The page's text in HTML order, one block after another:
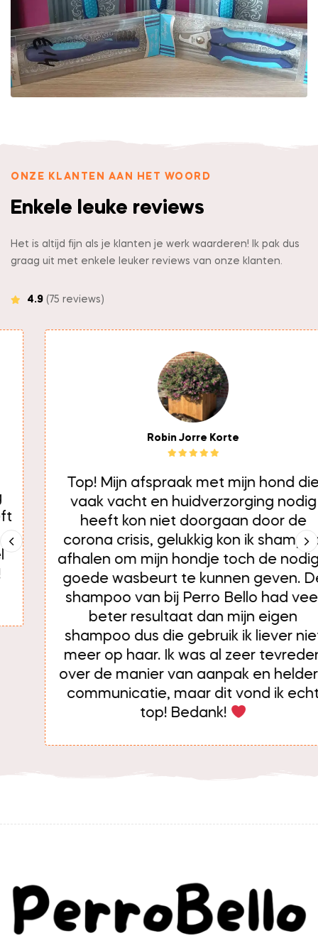
ONZE KLANTEN AAN HET WOORD
Enkele leuke reviews
Het is altijd fijn als je klanten je werk waarderen! Ik pak dus
graag uit met enkele leuker reviews van onze klanten.
4.9(75 reviews)
Robin Jorre Korte
Top! Mijn afspraak met mijn hond die
vaak vacht en huidverzorging nodig
heeft kon niet doorgaan door de
corona crisis, gelukkig kon ik shampoo
afhalen om mijn hondje toch de nodige
goede wasbeurt te kunnen geven. De
shampoo van bij Perro Bello had veel
beter resultaat dan mijn eigen
shampoo dus die gebruik ik liever niet
meer op haar. Ik was al zeer tevreden
over de manier van aanpak en heldere
communicatie, maar dit vond ik echt
top! Bedank!